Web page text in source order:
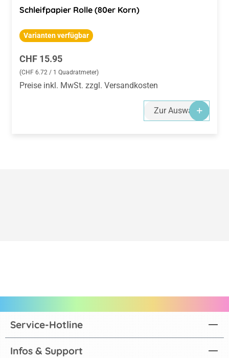
Schleifpapier Rolle (80er Korn)
Varianten verfügbar
Regulärer Preis:
CHF 15.95
(CHF 6.72 / 1 Quadratmeter)
Preise inkl. MwSt. zzgl. Versandkosten
Zur Auswahl
Service-Hotline
Infos & Support